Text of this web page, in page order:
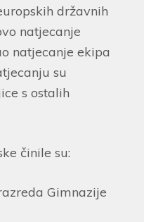
državnih
natjecanje
natjecanje ekipa
su
s ostalih
činile su:
Gimnazije